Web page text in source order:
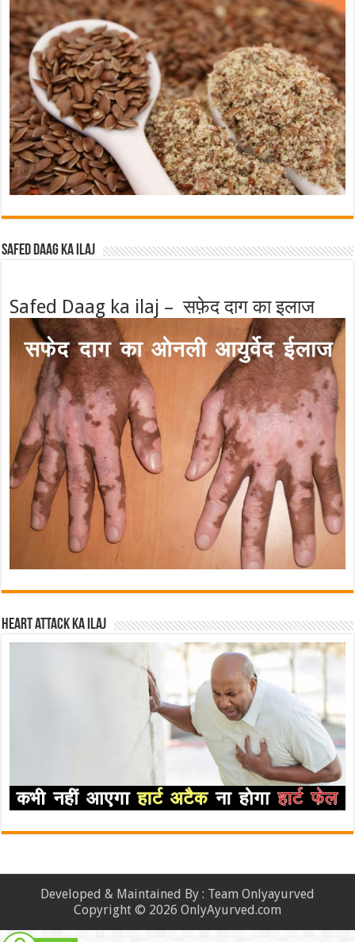
Safed Daag ka ilaj
Safed Daag ka ilaj – सफ़ेद दाग का इलाज
Heart attack ka ilaj
Developed & Maintained By : Team Onlyayurved
Copyright © 2026 OnlyAyurved.com